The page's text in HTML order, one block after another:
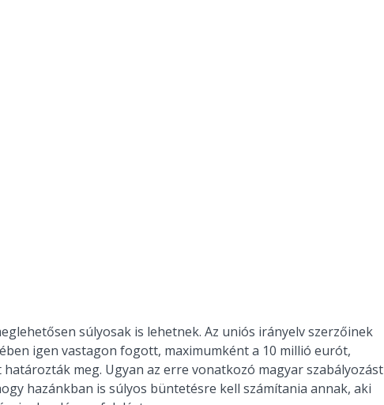
súlyosak is lehetnek. Az uniós irányelv szerzőinek
igen vastagon fogott, maximumként a 10 millió eurót,
határozták meg. Ugyan az erre vonatkozó magyar szabályozást
hazánkban is súlyos büntetésre kell számítania annak, aki